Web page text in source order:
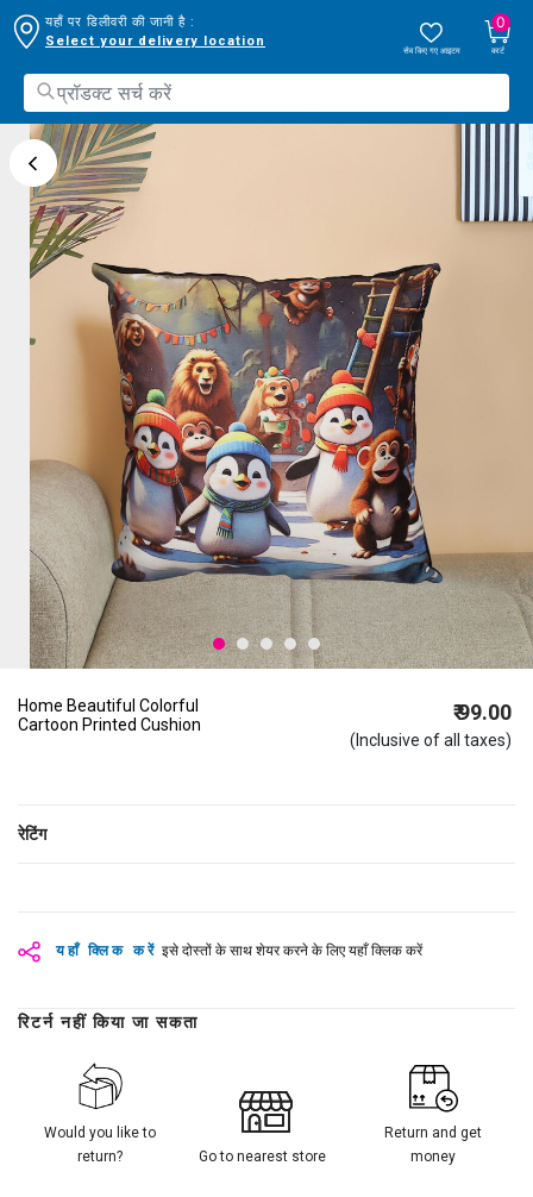
यहाँ पर डिलीवरी की जानी है :
Select your delivery location
सेव किए गए आइटम
0
कार्ट
Home Beautiful Colorful
Cartoon Printed Cushion
₹ 99.00
(Inclusive of all taxes)
रेटिंग
यहाँ क्लिक करें इसे दोस्तों के साथ शेयर करने के लिए यहाँ क्लिक करें
रिटर्न नहीं किया जा सकता
Would you like to
return?
Go to nearest store
Return and get
money